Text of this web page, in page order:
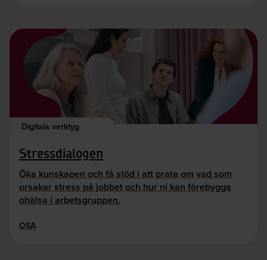
Digitala verktyg
Stressdialogen
Öka kunskapen och få stöd i att prata om vad som
orsakar stress på jobbet och hur ni kan förebygga
ohälsa i arbetsgruppen.
OSA